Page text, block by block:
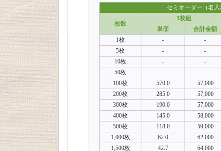
セミオーダー（名
枚数
1枚組
単価
合計金額
1枚
-
-
5枚
-
-
10枚
-
-
50枚
-
-
100枚
570.0
57,000
200枚
285.0
57,000
300枚
190.0
57,000
400枚
145.0
58,000
500枚
118.0
59,000
1,000枚
62.0
62.000
1,500枚
42.7
64,000